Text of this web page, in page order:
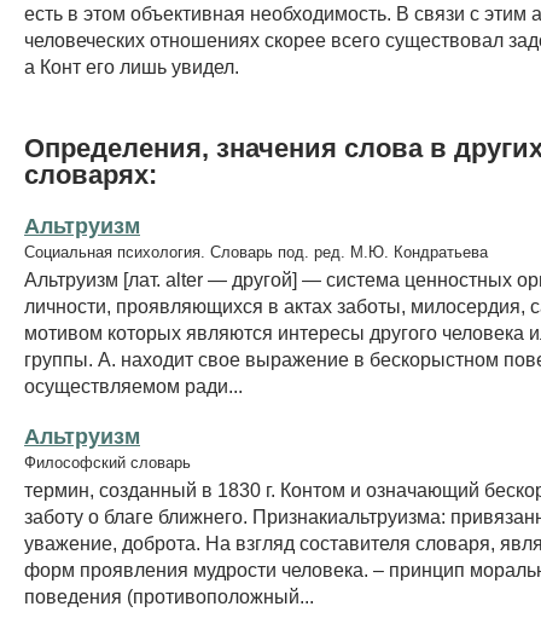
есть в этом объективная необходимость. В связи с этим
человеческих отношениях скорее всего существовал
а Конт его лишь увидел.
Определения, значения слова в
словарях:
Альтруизм
Социальная психология. Словарь под. ред. М.Ю. Кондратьева
Альтруизм [лат. alter — другой] — система ценностных
личности, проявляющихся в актах заботы, милосердия,
мотивом которых являются интересы другого человека
группы. А. находит свое выражение в бескорыстном
осуществляемом ради...
Альтруизм
Философский словарь
термин, созданный в 1830 г. Контом и означающий
заботу о благе ближнего. Признакиальтруизма:
уважение, доброта. На взгляд составителя словаря,
форм проявления мудрости человека. – принцип
поведения (противоположный...